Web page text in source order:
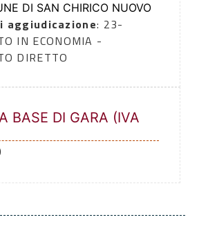
DI SAN CHIRICO NUOVO
aggiudicazione: 23-
IN ECONOMIA -
DIRETTO
BASE DI GARA (IVA